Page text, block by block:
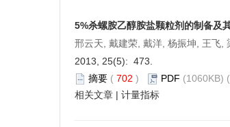
5%杀螺胺乙醇胺盐颗粒剂的制备及
邢云天, 戴建荣, 戴洋, 杨振坤, 王飞,
2013, 25(5): 473.
摘要 ( 702 ) PDF (1060KB) (
相关文章 | 计量指标